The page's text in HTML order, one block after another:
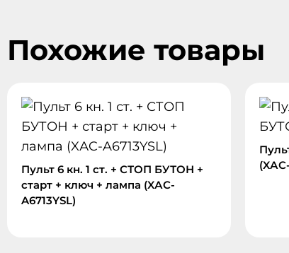
Похожие товары
Пульт 6 кн. 1 ст. + СТОП БУТОН +
старт + ключ + лампа (XАC-
A6713YSL)